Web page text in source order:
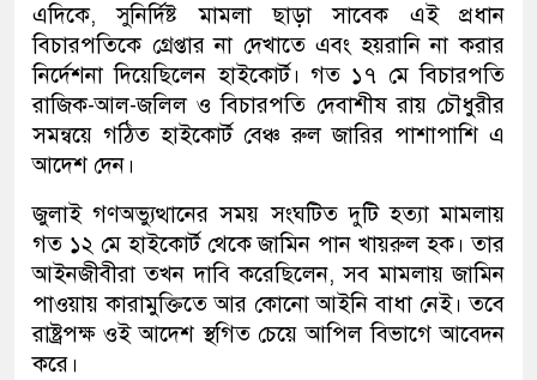
এদিকে, সুনির্দিষ্ট মামলা ছাড়া সাবেক এই প্রধান
বিচারপতিকে গ্রেপ্তার না দেখাতে এবং হয়রানি না করার
নির্দেশনা দিয়েছিলেন হাইকোর্ট। গত ১৭ মে বিচারপতি
রাজিক-আল-জলিল ও বিচারপতি দেবাশীষ রায় চৌধুরীর
সমন্বয়ে গঠিত হাইকোর্ট বেঞ্চ রুল জারির পাশাপাশি এ
আদেশ দেন।
জুলাই গণঅভ্যুত্থানের সময় সংঘটিত দুটি হত্যা মামলায়
গত ১২ মে হাইকোর্ট থেকে জামিন পান খায়রুল হক। তার
আইনজীবীরা তখন দাবি করেছিলেন, সব মামলায় জামিন
পাওয়ায় কারামুক্তিতে আর কোনো আইনি বাধা নেই। তবে
রাষ্ট্রপক্ষ ওই আদেশ স্থগিত চেয়ে আপিল বিভাগে আবেদন
করে।